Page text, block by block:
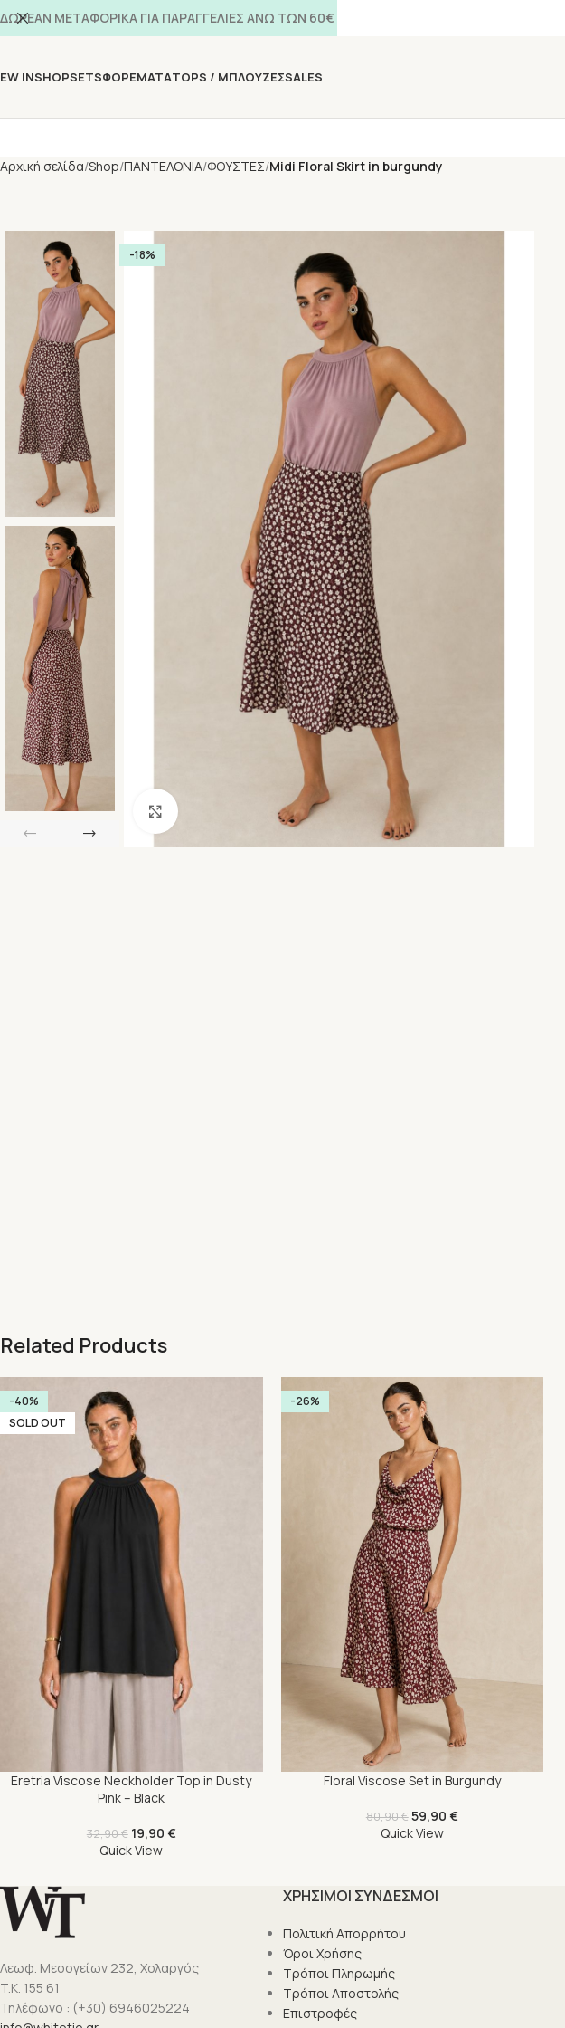
INSHOPSETSΦΟΡΕΜΑΤΑTOPS / ΜΠΛΟΥΖΕΣSALES
Αρχική σελίδα Shop ΠΑΝΤΕΛΟΝΙΑ ΦΟΥΣΤΕΣ Midi Floral Skirt in burgundy
-18%
Related Products
-40%
SOLD OUT
Eretria Viscose Neckholder Top in Dusty
Pink – Black
32,90€ 19,90 €
Quick View
-26%
Floral Viscose Set in Burgundy
80,90€59,90 €
Quick View
Λεωφ. Μεσογείων 232, Χολαργός
T.K. 155 61
Τηλέφωνο : (+30) 6946025224
ΧΡΗΣΙΜΟΙ ΣΥΝΔΕΣΜΟΙ
Πολιτική Απορρήτου
Όροι Χρήσης
Τρόποι Πληρωμής
Τρόποι Αποστολής
Επιστροφές
ΔΩΡΕΑΝ ΜΕΤΑΦΟΡΙΚΑ ΓΙΑ ΠΑΡΑΓΓΕΛΙΕΣ ΑΝΩ ΤΩΝ 60€